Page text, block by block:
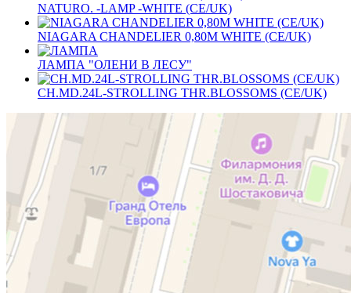
NATURO. -LAMP -WHITE (CE/UK)
NIAGARA CHANDELIER 0,80M WHITE (CE/UK)
ЛАМПА "ОЛЕНИ В ЛЕСУ"
CH.MD.24L-STROLLING THR.BLOSSOMS (CE/UK)